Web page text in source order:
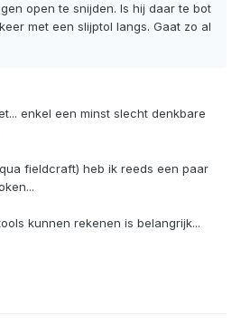
open te snijden. Is hij daar te bot
met een slijptol langs. Gaat zo al
enkel een minst slecht denkbare
fieldcraft) heb ik reeds een paar
kunnen rekenen is belangrijk...